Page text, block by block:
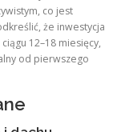
co jest
że inwestycja
12–18 miesięcy,
od pierwszego